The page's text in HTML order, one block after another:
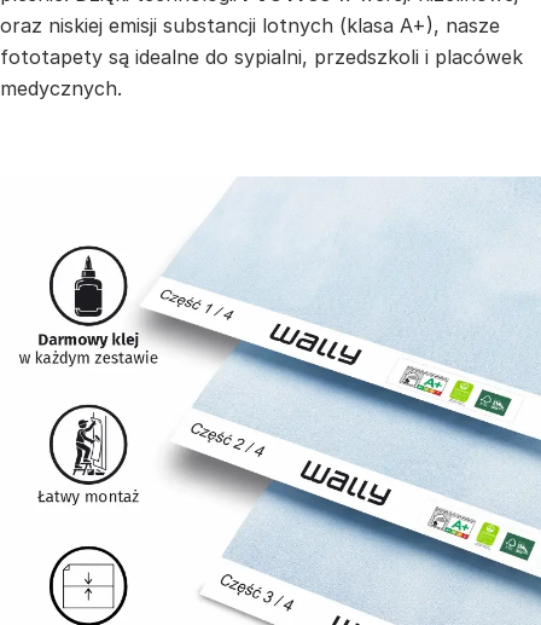
oraz niskiej emisji substancji lotnych (klasa A+), nasze
fototapety są idealne do sypialni, przedszkoli i placówek
medycznych.